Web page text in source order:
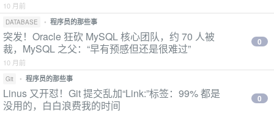
10 月前
DATABASE • 程序员的那些事
突发！Oracle 狂砍 MySQL 核心团队，约 70 人被
裁，MySQL 之父：“早有预感但还是很难过”
10 月前
0
Git • 程序员的那些事
Linus 又开怼！Git 提交乱加“Link:”标签：99% 都是
没用的，白白浪费我的时间
0